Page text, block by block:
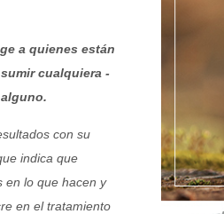
a quienes están
cualquiera -
.
con su
indica que
en lo que hacen y
en el tratamiento